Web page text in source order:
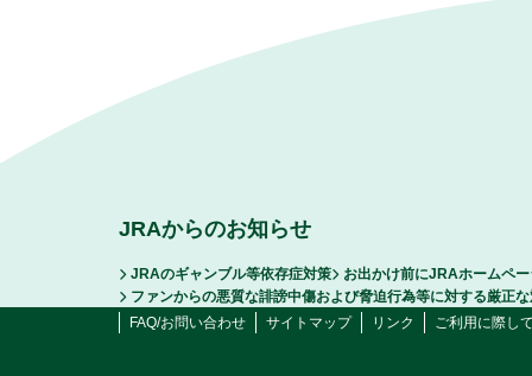
JRAからのお知らせ
JRAのギャンブル等依存症対策
お出かけ前にJRAホームペ
ファンからの悪質な誹謗中傷および脅迫行為等に対する厳正
FAQ/お問い合わせ
サイトマップ リンク ご利用に際し